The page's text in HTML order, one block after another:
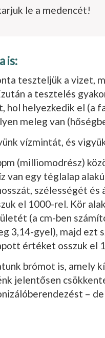
le a medencét!
is:
teszteljük a vi­zet,
a tesztelés
hol helyezkedik el (a
meleg van
vízmintát, és
(milliomod­rész)
van egy téglalap
szélességét
el 1000-rel. Kör
(a cm-ben
3,14-gyel), majd ezt
értéket osszuk el
brómot is, amely
jelentősen
–